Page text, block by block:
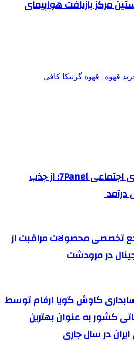
مرکز بازیافت هواپیمای
قهوه | قهوه گرنیکا کافی
خدمات شبکه‌های اجتماعی 7Panel؛ از جذب
درآمد
تخصصی محصولات مراقبت از
در مرودشت
کاوش گویا ارقام توسط
کشور به عنوان بهترین
در سال جاری